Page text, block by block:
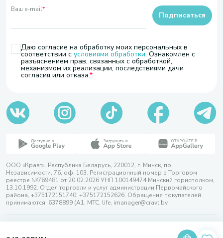
Ваш e-mail*
Даю согласие на обработку моих персональных в
соответствии с условиями обработки. Ознакомлен с
разъяснением прав, связанных с обработкой,
механизмом их реализации, последствиями дачи
согласия или отказа.
Подписаться
ООО «Кравт». Республика Беларусь, 220012, г. Минск, пр.
Независимости, 76, оф. 103. Регистрационный номер в Торговом
реестре №769481 от 20.02.2026 УНП 100149474 Минский горисполком,
13.10.1992. Отдел торговли и услуг администрации Первомайского
района, +375172151740; +375172152626. Обращения покупателей
принимаются: 6378899 (А1, МТС, life, imanager@cravt.by.